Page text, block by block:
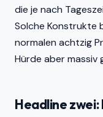
die je nach
Solche Konstrukte
normalen achtzig
Hürde aber massiv
Headline zwei: